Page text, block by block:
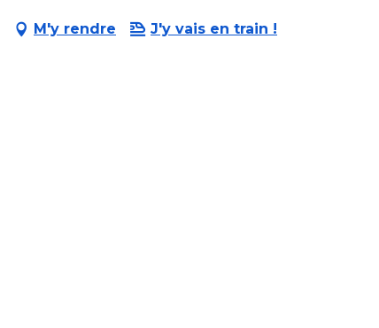
M'y rendre J'y vais en train !